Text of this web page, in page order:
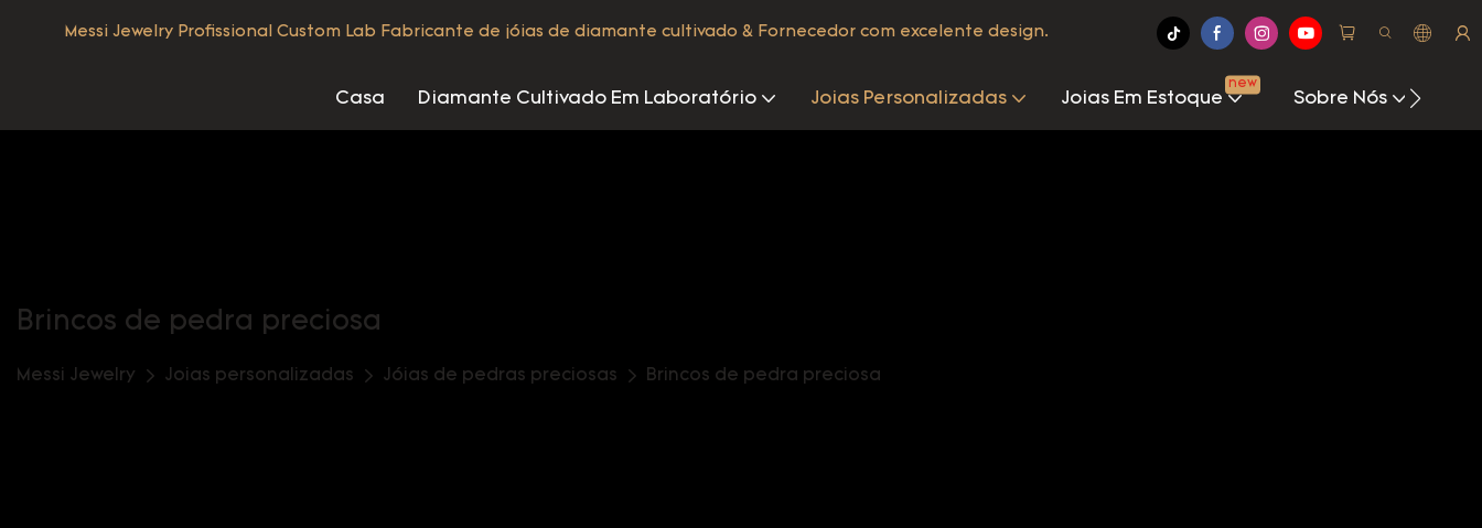
Messi Jewelry Profissional Custom Lab Fabricante de jóias de diamante cultivado & Fornecedor com excelente design.
Casa Diamante Cultivado Em Laboratório Joias Personalizadas Joias Em Estoque
new
Sobre Nós
Brincos de pedra preciosa
Messi Jewelry Joias personalizadas Jóias de pedras preciosas Brincos de pedra preciosa